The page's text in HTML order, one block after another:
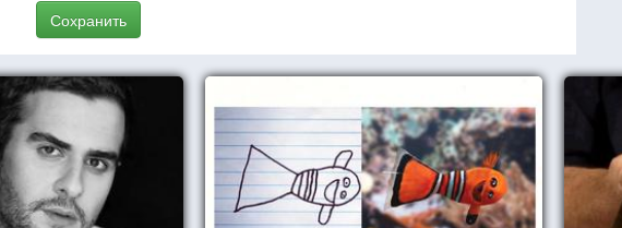
Сохранить